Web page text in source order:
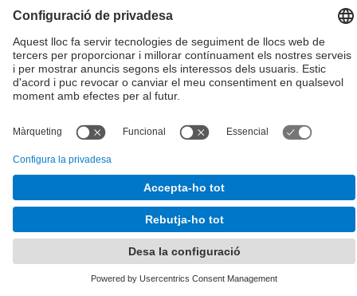
© UPCEscola Tècnica Superior d'Enginyers de Camins,
Canals i Ports de Barcelona
Desenvolupat amb
Mapa del lloc
Accessibilitat
Configuració de privadesa